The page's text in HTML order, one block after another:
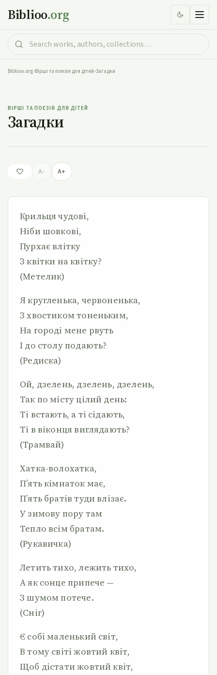
Biblioo.org
Biblioo.org•Вірші та поезія для дітей•Загадки
ВІРШІ ТА ПОЕЗІЯ ДЛЯ ДІТЕЙ
Загадки
A- A+
Крильця чудові,
Ніби шовкові,
Пурхає влітку
З квітки на квітку?
(Метелик)
Я кругленька, червоненька,
З хвостиком тоненьким,
На городі мене рвуть
І до столу подають?
(Редиска)
Ой, дзелень, дзелень, дзелень,
Так по місту цілий день:
Ті встають, а ті сідають,
Ті в віконця виглядають?
(Трамвай)
Хатка-волохатка,
П’ять кімнаток має,
П’ять братів туди влізає.
У зимову пору там
Тепло всім братам.
(Рукавичка)
Летить тихо, лежить тихо,
А як сонце припече —
З шумом потече.
(Сніг)
Є собі маленький світ,
В тому світі жовтий квіт,
Щоб дістати жовтий квіт,